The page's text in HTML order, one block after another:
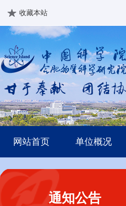
收藏本站
网站首页 单位概况
通知公告